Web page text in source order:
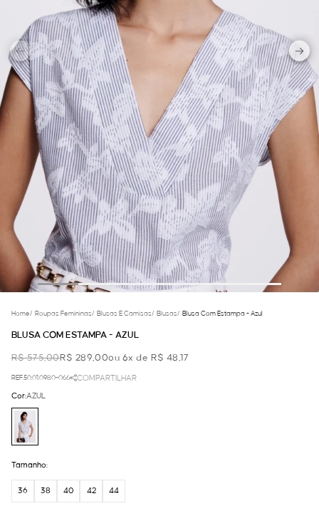
Home/ Roupas Femininas/ Blusas E Camisas/ Blusas/ Blusa Com Estampa - Azul
BLUSA COM ESTAMPA - AZUL
R$ 575,00R$ 289,00ou 6x de R$ 48,17
REF.50.01.0980-066 COMPARTILHAR
Cor:AZUL
Tamanho:
36 38 40 42 44